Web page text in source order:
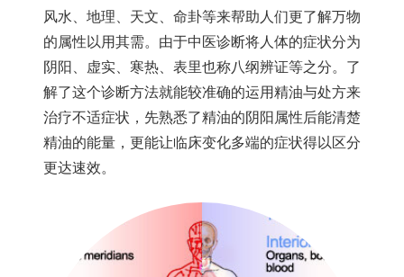
风水、地理、天文、命卦等来帮助人们更了解万物
的属性以用其需。由于中医诊断将人体的症状分为
阴阳、虚实、寒热、表里也称八纲辨证等之分。了
解了这个诊断方法就能较准确的运用精油与处方来
治疗不适症状，先熟悉了精油的阴阳属性后能清楚
精油的能量，更能让临床变化多端的症状得以区分
更达速效。